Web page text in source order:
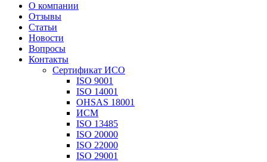
О компании
Отзывы
Статьи
Новости
Вопросы
Контакты
Сертификат ИСО
ISO 9001
ISO 14001
OHSAS 18001
ИСМ
ISO 13485
ISO 20000
ISO 22000
ISO 29001